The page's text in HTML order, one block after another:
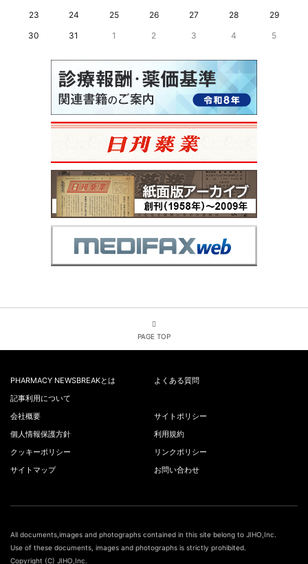
23
24 25 26 27 28
29
30
31 1 2 3 4 5
PAGE TOP
PHARMACY NEWSBREAKとは
よくある質問
記事利用について
会社概要
サイトポリシー
個人情報保護方針
利用規約
クッキーポリシー
リンクポリシー
サイトマップ
お問い合わせ
All documents,images and photographs contained in this site belong to JIHO,Inc.
Use of these documents, images and photographs is strictly prohibited.
Copyright (C) JIHO,Inc.